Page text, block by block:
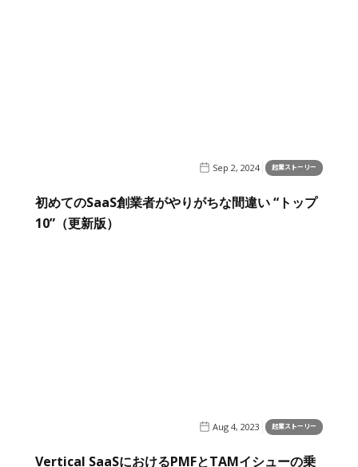
Sep 2, 2024 起業ストーリー
初めてのSaaS創業者がやりがちな間違い “トップ
10”（更新版）
Aug 4, 2023 起業ストーリー
Vertical SaaSにおけるPMFとTAMイシューの乗